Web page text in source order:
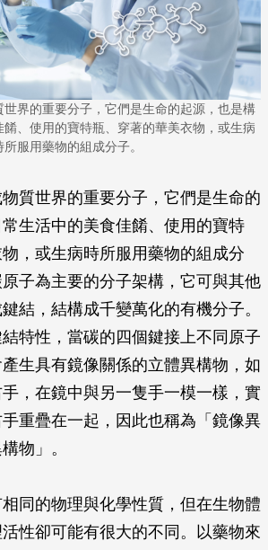
界的重要分子，它們是生命的起源，也是構
、使用的寶特瓶、穿著的華美衣物，或生病
所服用藥物的組成分子。
質世界的重要分子，它們是生命的
生活中的美食佳餚、使用的寶特
，或生病時所服用藥物的組成分
子為主要的分子架構，它可與其他
結，結構成千變萬化的有機分子。
特性，當碳的四個鍵接上不同原子
生具有鏡像關係的立體異構物，如
，在鏡中與另一隻手一模一樣，實
重疊在一起，因此也稱為「鏡像異
物」。
同的物理與化學性質，但在生物體
性卻可能有很大的不同。以藥物來